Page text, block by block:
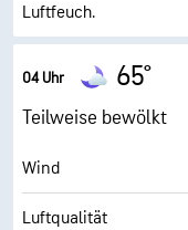
Luftfeuch.
AccuLumen Brightness
Bewölkung
Sichtweite
04 Uhr 65°
Teilweise bewölkt
Wind
Luftqualität